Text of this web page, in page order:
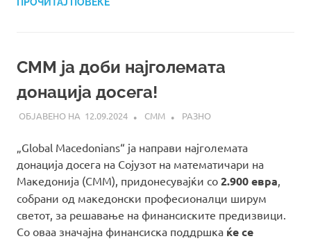
СММ ја доби најголемата
донација досега!
12.09.2024 СММ РАЗНО
„Global Macedonians“ ја направи најголемата
донација досега на Сојузот на математичари на
Македонија (СММ), придонесувајќи со 2.900 евра,
собрани од македонски професионалци ширум
светот, за решавање на финансиските предизвици.
Со оваа значајна финансиска поддршка ќе се